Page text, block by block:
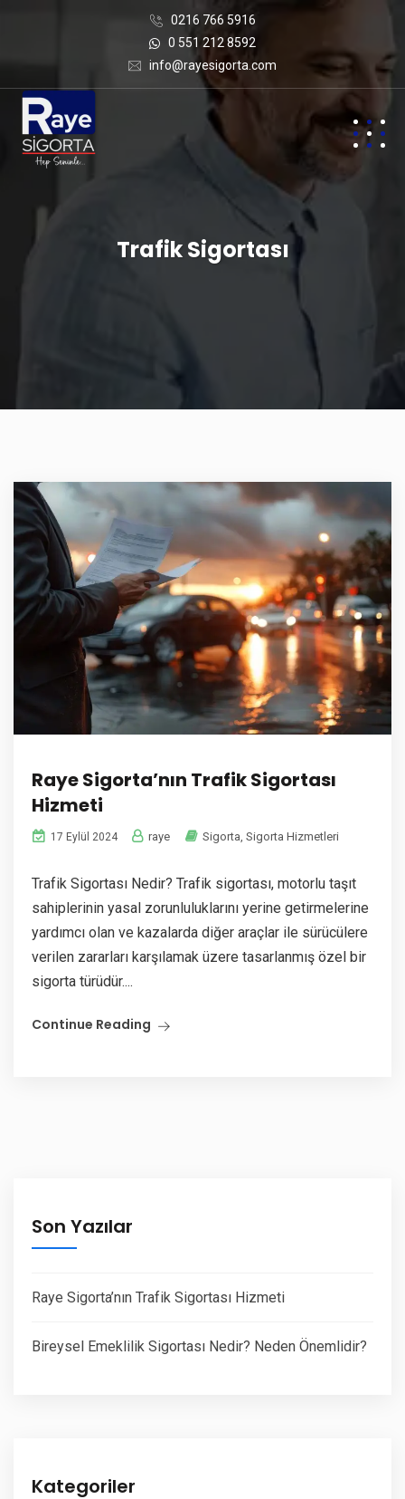
0216 766 5916
0 551 212 8592
info@rayesigorta.com
Trafik Sigortası
Raye Sigorta’nın Trafik Sigortası
Hizmeti
17 Eylül 2024 raye Sigorta Sigorta Hizmetleri
Trafik Sigortası Nedir? Trafik sigortası, motorlu taşıt
sahiplerinin yasal zorunluluklarını yerine getirmelerine
yardımcı olan ve kazalarda diğer araçlar ile sürücülere
verilen zararları karşılamak üzere tasarlanmış özel bir
sigorta türüdür....
Continue Reading
Son Yazılar
Raye Sigorta’nın Trafik Sigortası Hizmeti
Bireysel Emeklilik Sigortası Nedir? Neden Önemlidir?
Kategoriler